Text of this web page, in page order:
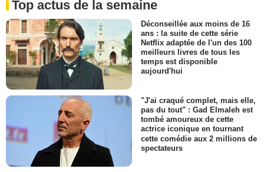
Top actus de la semaine
Déconseillée aux moins de 16
ans : la suite de cette série
Netflix adaptée de l'un des 100
meilleurs livres de tous les
temps est disponible
aujourd'hui
"J'ai craqué complet, mais elle,
pas du tout" : Gad Elmaleh est
tombé amoureux de cette
actrice iconique en tournant
cette comédie aux 2 millions de
spectateurs